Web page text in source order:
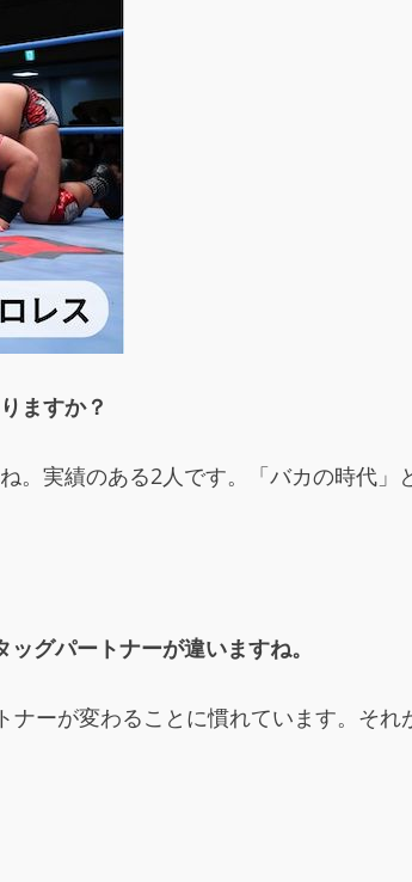
ますか？
実績のある2人です。「バカの時代」
グパートナーが違いますね。
ーが変わることに慣れています。それ